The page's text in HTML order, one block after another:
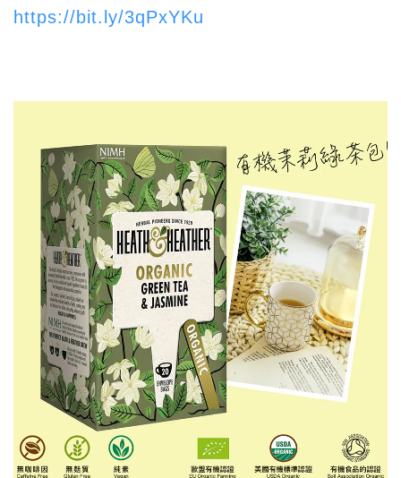
https://bit.ly/3qPxYKu